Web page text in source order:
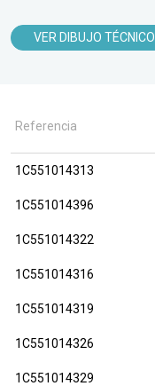
VER DIBUJO TÉCNICO
Referencia
1C551014313
1C551014396
1C551014322
1C551014316
1C551014319
1C551014326
1C551014329